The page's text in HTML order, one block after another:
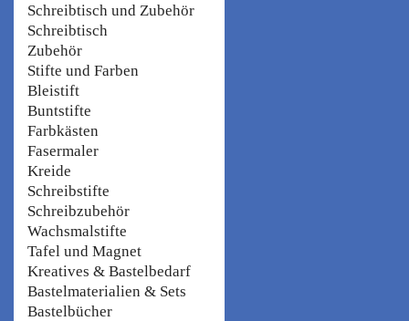
Schreibtisch und Zubehör
Schreibtisch
Zubehör
Stifte und Farben
Bleistift
Buntstifte
Farbkästen
Fasermaler
Kreide
Schreibstifte
Schreibzubehör
Wachsmalstifte
Tafel und Magnet
Kreatives & Bastelbedarf
Bastelmaterialien & Sets
Bastelbücher